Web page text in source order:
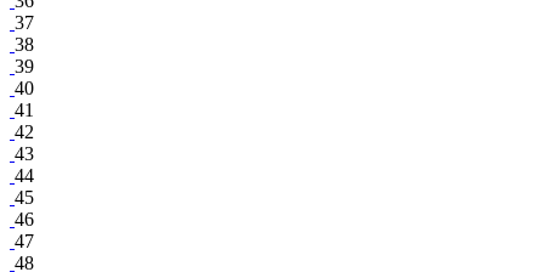
37
38
39
40
41
42
43
44
45
46
47
48